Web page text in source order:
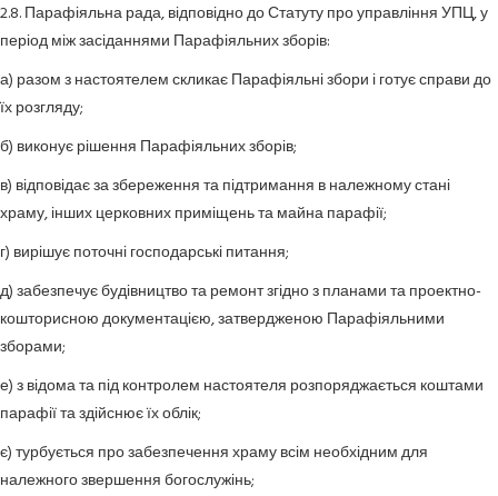
2.8. Парафіяльна рада, відповідно до Статуту про управління УПЦ, у
період між засіданнями Парафіяльних зборів:
а) разом з настоятелем скликає Парафіяльні збори і готує справи до
їх розгляду;
б) виконує рішення Парафіяльних зборів;
в) відповідає за збереження та підтримання в належному стані
храму, інших церковних приміщень та майна парафії;
г) вирішує поточні господарські питання;
д) забезпечує будівництво та ремонт згідно з планами та проектно-
кошторисною документацією, затвердженою Парафіяльними
зборами;
е) з відома та під контролем настоятеля розпоряджається коштами
парафії та здійснює їх облік;
є) турбується про забезпечення храму всім необхідним для
належного звершення богослужінь;